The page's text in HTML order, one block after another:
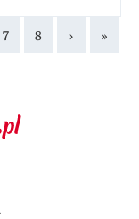
7 8 › »